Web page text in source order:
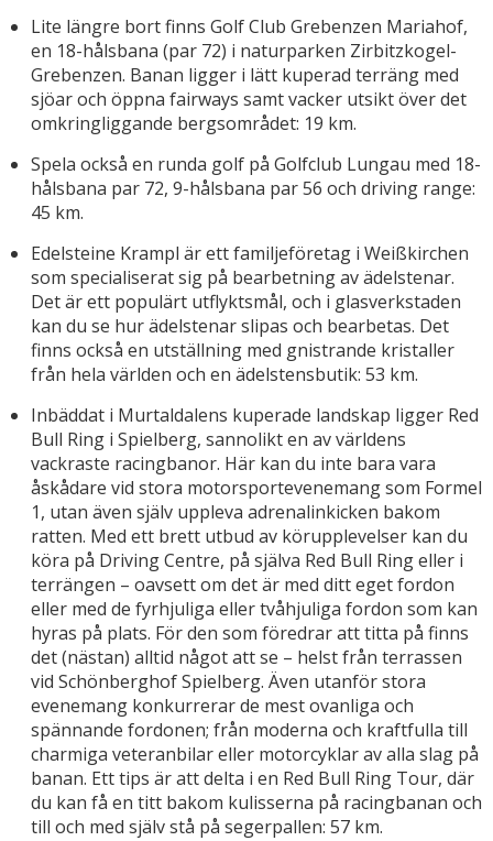
Lite längre bort finns Golf Club Grebenzen Mariahof,
en 18-hålsbana (par 72) i naturparken Zirbitzkogel-
Grebenzen. Banan ligger i lätt kuperad terräng med
sjöar och öppna fairways samt vacker utsikt över det
omkringliggande bergsområdet: 19 km.
Spela också en runda golf på Golfclub Lungau med 18-
hålsbana par 72, 9-hålsbana par 56 och driving range:
45 km.
Edelsteine Krampl är ett familjeföretag i Weißkirchen
som specialiserat sig på bearbetning av ädelstenar.
Det är ett populärt utflyktsmål, och i glasverkstaden
kan du se hur ädelstenar slipas och bearbetas. Det
finns också en utställning med gnistrande kristaller
från hela världen och en ädelstensbutik: 53 km.
Inbäddat i Murtaldalens kuperade landskap ligger Red
Bull Ring i Spielberg, sannolikt en av världens
vackraste racingbanor. Här kan du inte bara vara
åskådare vid stora motorsportevenemang som Formel
1, utan även själv uppleva adrenalinkicken bakom
ratten. Med ett brett utbud av körupplevelser kan du
köra på Driving Centre, på själva Red Bull Ring eller i
terrängen – oavsett om det är med ditt eget fordon
eller med de fyrhjuliga eller tvåhjuliga fordon som kan
hyras på plats. För den som föredrar att titta på finns
det (nästan) alltid något att se – helst från terrassen
vid Schönberghof Spielberg. Även utanför stora
evenemang konkurrerar de mest ovanliga och
spännande fordonen; från moderna och kraftfulla till
charmiga veteranbilar eller motorcyklar av alla slag på
banan. Ett tips är att delta i en Red Bull Ring Tour, där
du kan få en titt bakom kulisserna på racingbanan och
till och med själv stå på segerpallen: 57 km.